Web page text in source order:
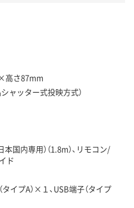
高さ87mm
ャッター式投映方式）
国内専用）（1.8m）、リモコン/
ド
イプA）×１、USB端子（タイプ